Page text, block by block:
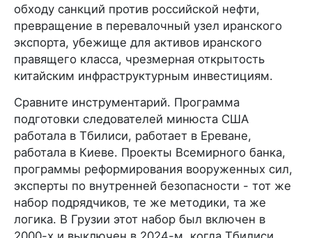
обходу санкций против российской нефти,
превращение в перевалочный узел иранского
экспорта, убежище для активов иранского
правящего класса, чрезмерная открытость
китайским инфраструктурным инвестициям.
Сравните инструментарий. Программа
подготовки следователей минюста США
работала в Тбилиси, работает в Ереване,
работала в Киеве. Проекты Всемирного банка,
программы реформирования вооруженных сил,
эксперты по внутренней безопасности - тот же
набор подрядчиков, те же методики, та же
логика. В Грузии этот набор был включен в